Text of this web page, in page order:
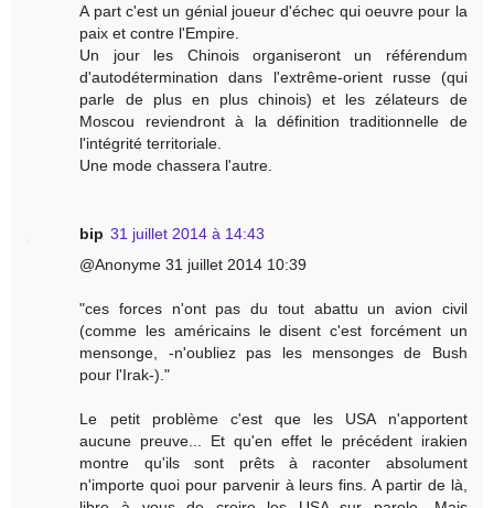
A part c'est un génial joueur d'échec qui oeuvre pour la
paix et contre l'Empire.
Un jour les Chinois organiseront un référendum
d'autodétermination dans l'extrême-orient russe (qui
parle de plus en plus chinois) et les zélateurs de
Moscou reviendront à la définition traditionnelle de
l'intégrité territoriale.
Une mode chassera l'autre.
bip 31 juillet 2014 à 14:43
@Anonyme 31 juillet 2014 10:39
"ces forces n'ont pas du tout abattu un avion civil
(comme les américains le disent c'est forcément un
mensonge, -n'oubliez pas les mensonges de Bush
pour l'Irak-)."
Le petit problème c'est que les USA n'apportent
aucune preuve... Et qu'en effet le précédent irakien
montre qu'ils sont prêts à raconter absolument
n'importe quoi pour parvenir à leurs fins. A partir de là,